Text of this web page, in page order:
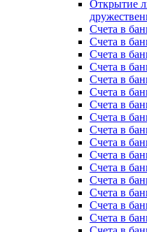
Открытие
Счета в
Счета в
Счета в
Счета в
Счета в
Счета в
Счета в
Счета в
Счета в
Счета в
Счета в
Счета в
Счета в
Счета в
Счета в
Счета в